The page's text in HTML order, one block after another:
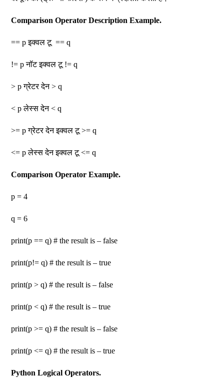
Comparison Operator Description Example.
== p इक्वल टू == q
!= p नॉट इक्वल टू != q
> p ग्रेटर देन > q
< p लेस्स देन < q
>= p ग्रेटर देन इक्वल टू >= q
<= p लेस्स देन इक्वल टू <= q
Comparison Operator Example.
p = 4
q = 6
print(p == q) # the result is – false
print(p!= q) # the result is – true
print(p > q) # the result is – false
print(p < q) # the result is – true
print(p >= q) # the result is – false
print(p <= q) # the result is – true
Python Logical Operators.